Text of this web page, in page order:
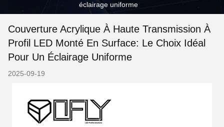
éclairage uniforme
Couverture Acrylique À Haute Transmission À
Profil LED Monté En Surface: Le Choix Idéal
Pour Un Éclairage Uniforme
2025-09-19